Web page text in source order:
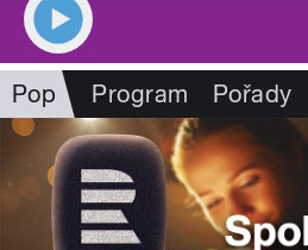
Pop Program Pořady